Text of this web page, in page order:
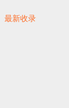
最新收录